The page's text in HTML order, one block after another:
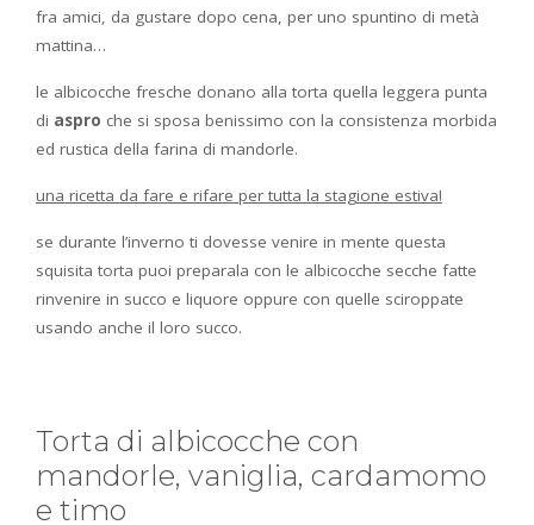
fra amici, da gustare dopo cena, per uno spuntino di metà
mattina…
le albicocche fresche donano alla torta quella leggera punta
di aspro che si sposa benissimo con la consistenza morbida
ed rustica della farina di mandorle.
una ricetta da fare e rifare per tutta la stagione estiva!
se durante l’inverno ti dovesse venire in mente questa
squisita torta puoi preparala con le albicocche secche fatte
rinvenire in succo e liquore oppure con quelle sciroppate
usando anche il loro succo.
Torta di albicocche con
mandorle, vaniglia, cardamomo
e timo